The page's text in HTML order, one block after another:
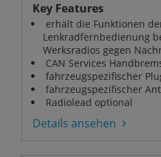
Key Features
erhält die Funktionen
Lenkradfernbedienung
Werksradios gegen
CAN Services
fahrzeugspezifischer
fahrzeugspezifischer
Radiolead optional
Details ansehen